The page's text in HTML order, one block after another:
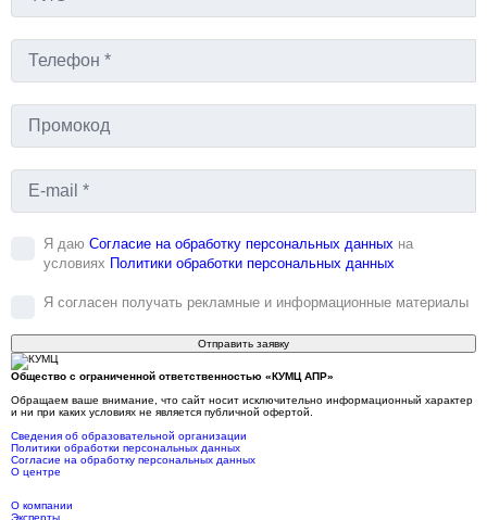
Я даю Согласие на обработку персональных данных на
условиях Политики обработки персональных данных
Я согласен получать рекламные и информационные материалы
Отправить заявку
Общество с ограниченной ответственностью «КУМЦ АПР»
Обращаем ваше внимание, что сайт носит исключительно информационный характер
и ни при каких условиях не является публичной офертой.
Сведения об образовательной организации
Политики обработки персональных данных
Согласие на обработку персональных данных
О центре
О компании
Эксперты